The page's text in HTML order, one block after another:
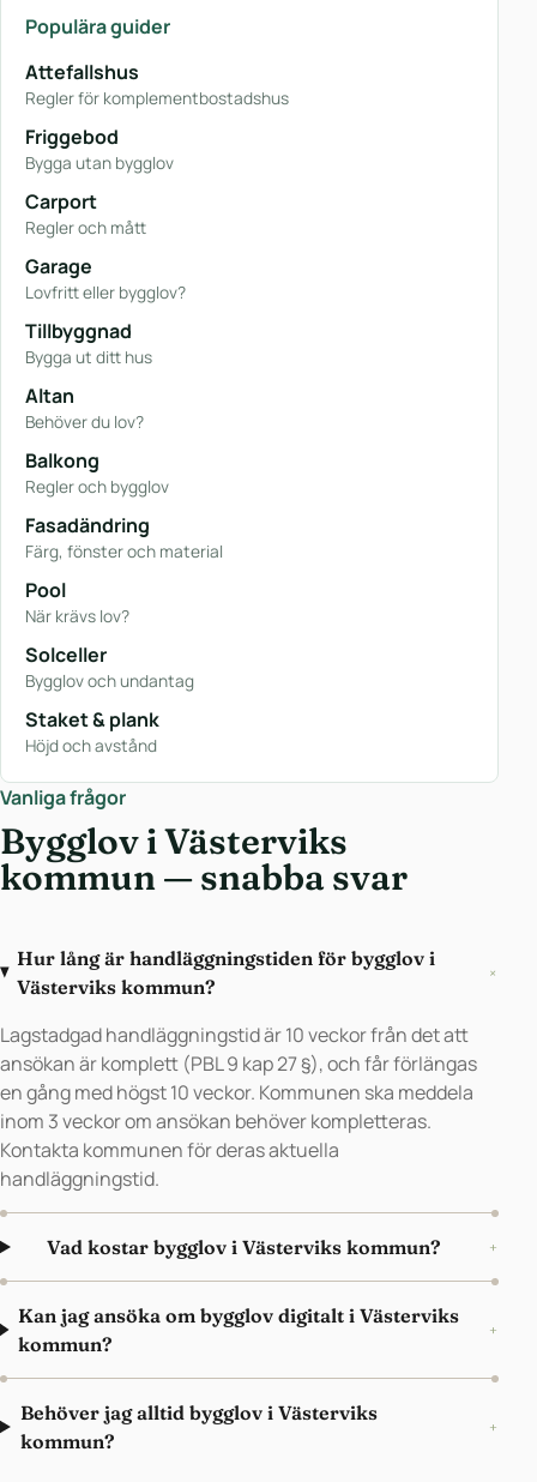
Populära guider
Attefallshus
Regler för komplementbostadshus
Friggebod
Bygga utan bygglov
Carport
Regler och mått
Garage
Lovfritt eller bygglov?
Tillbyggnad
Bygga ut ditt hus
Altan
Behöver du lov?
Balkong
Regler och bygglov
Fasadändring
Färg, fönster och material
Pool
När krävs lov?
Solceller
Bygglov och undantag
Staket & plank
Höjd och avstånd
Vanliga frågor
Bygglov i Västerviks
kommun — snabba svar
Hur lång är handläggningstiden för bygglov i
Västerviks kommun?
+
Lagstadgad handläggningstid är 10 veckor från det att
ansökan är komplett (PBL 9 kap 27 §), och får förlängas
en gång med högst 10 veckor. Kommunen ska meddela
inom 3 veckor om ansökan behöver kompletteras.
Kontakta kommunen för deras aktuella
handläggningstid.
Vad kostar bygglov i Västerviks kommun? +
Kan jag ansöka om bygglov digitalt i Västerviks
kommun?
+
Behöver jag alltid bygglov i Västerviks
kommun?
+